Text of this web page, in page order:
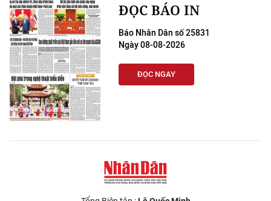
ĐỌC BÁO IN
Báo Nhân Dân số 25831
Ngày 08-08-2026
ĐỌC NGAY